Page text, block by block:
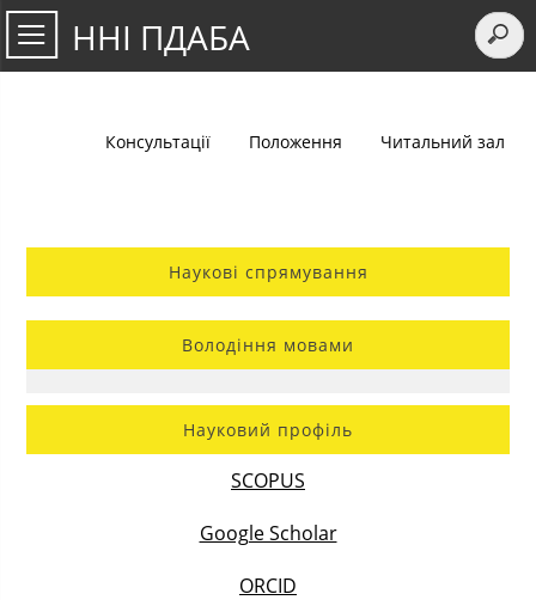
ННІ ПДАБА
Консультації Положення Читальний зал
Наукові спрямування
Володіння мовами
Науковий профіль
SCOPUS
Google Scholar
ORCID